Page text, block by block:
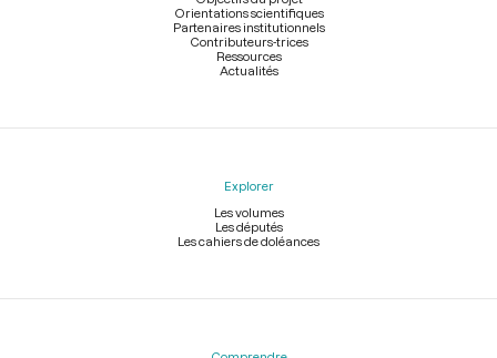
Orientations scientifiques
Partenaires institutionnels
Contributeurs-trices
Ressources
Actualités
Explorer
Les volumes
Les députés
Les cahiers de doléances